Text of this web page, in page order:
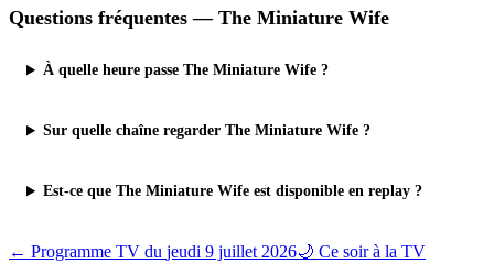
Questions fréquentes — The Miniature Wife
À quelle heure passe The Miniature Wife ?
Sur quelle chaîne regarder The Miniature Wife ?
Est-ce que The Miniature Wife est disponible en replay ?
← Programme TV du jeudi 9 juillet 2026🌙 Ce soir à la TV